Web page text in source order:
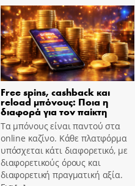
Free spins, cashback και
reload μπόνους: Ποια η
διαφορά για τον παίκτη
Τα μπόνους είναι παντού στα
online καζίνο. Κάθε πλατφόρμα
υπόσχεται κάτι διαφορετικό, με
διαφορετικούς όρους και
διαφορετική πραγματική αξία.